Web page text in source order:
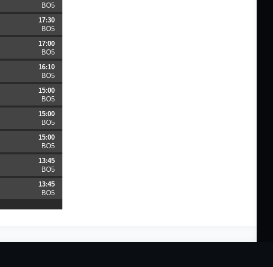
BO5
17:30
BO5
17:00
BO5
16:10
BO5
15:00
BO5
15:00
BO5
15:00
BO5
13:45
BO5
13:45
BO5